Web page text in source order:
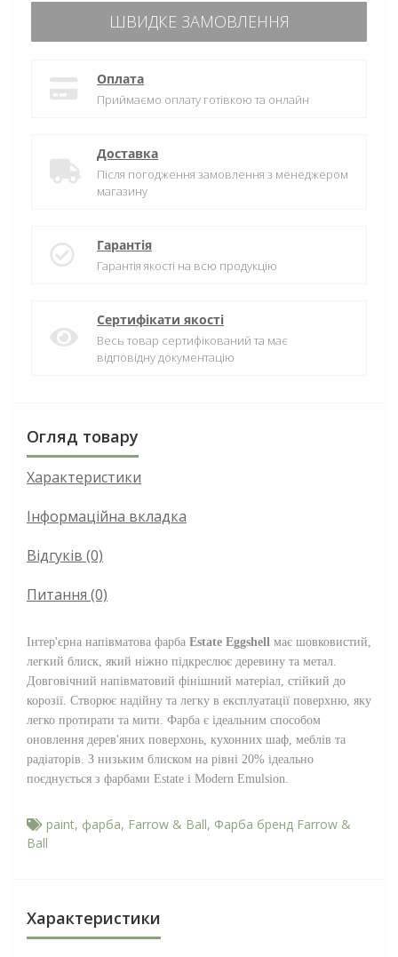
ШВИДКЕ ЗАМОВЛЕННЯ
Оплата
Приймаємо оплату готівкою та онлайн
Доставка
Після погодження замовлення з менеджером
магазину
Гарантія
Гарантія якості на всю продукцію
Сертифікати якості
Весь товар сертифікований та має
відповідну документацію
Огляд товару
Характеристики
Інформаційна вкладка
Відгуків (0)
Питання (0)
Інтер'єрна напівматова фарба Estate Eggshell має шовковистий,
легкий блиск, який ніжно підкреслює деревину та метал.
Довговічний напівматовий фінішний матеріал, стійкий до
корозії. Створює надійну та легку в експлуатації поверхню, яку
легко протирати та мити. Фарба є ідеальним способом
оновлення дерев'яних поверхонь, кухонних шаф, меблів та
радіаторів. З низьким блиском на рівні 20% ідеально
поєднується з фарбами Estate і Modern Emulsion.
paint, фарба, Farrow & Ball, Фарба бренд Farrow &
Ball
Характеристики